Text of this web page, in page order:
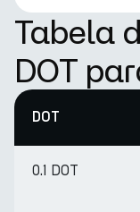
Tabela
DOT
DOT
0.1 DOT